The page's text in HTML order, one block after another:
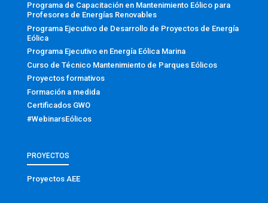
Programa de Capacitación en Mantenimiento Eólico para
Profesores de Energías Renovables
Programa Ejecutivo de Desarrollo de Proyectos de Energía
Eólica
Programa Ejecutivo en Energía Eólica Marina
Curso de Técnico Mantenimiento de Parques Eólicos
Proyectos formativos
Formación a medida
Certificados GWO
#WebinarsEólicos
PROYECTOS
Proyectos AEE